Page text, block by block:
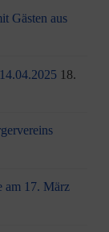
Gästen aus
18.
am 17. März